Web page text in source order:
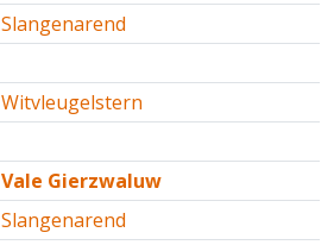
Slangenarend
Witvleugelstern
Vale Gierzwaluw
Slangenarend